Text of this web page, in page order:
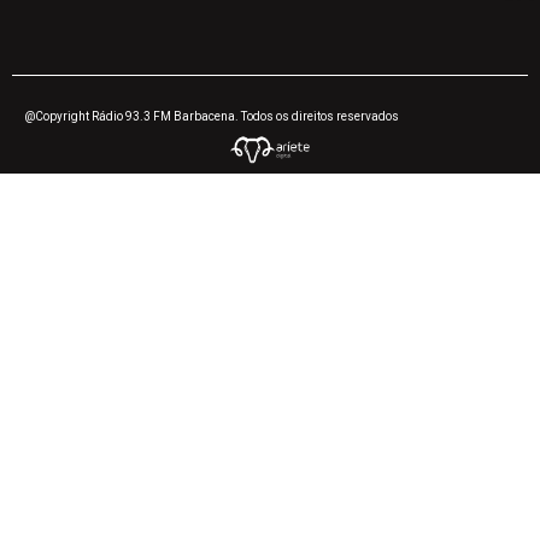
@Copyright Rádio 93.3 FM Barbacena. Todos os direitos reservados